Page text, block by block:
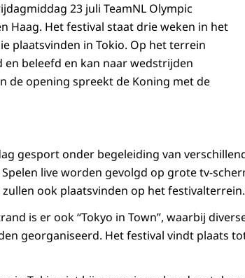
23 juli TeamNL Olympic
Haag. Het festival staat drie weken in het
plaatsvinden in Tokio. Op het terrein
beleefd en kan naar wedstrijden
de opening spreekt de Koning met de
gesport onder begeleiding van
live worden gevolgd op grote tv-
ook plaatsvinden op het festivalterrein.
is er ook “Tokyo in Town”, waarbij
georganiseerd. Het festival vindt plaats